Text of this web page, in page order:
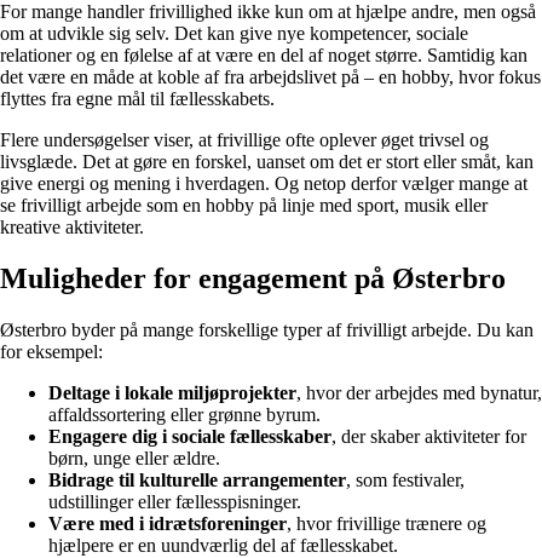
For mange handler frivillighed ikke kun om at hjælpe andre, men også
om at udvikle sig selv. Det kan give nye kompetencer, sociale
relationer og en følelse af at være en del af noget større. Samtidig kan
det være en måde at koble af fra arbejdslivet på – en hobby, hvor fokus
flyttes fra egne mål til fællesskabets.
Flere undersøgelser viser, at frivillige ofte oplever øget trivsel og
livsglæde. Det at gøre en forskel, uanset om det er stort eller småt, kan
give energi og mening i hverdagen. Og netop derfor vælger mange at
se frivilligt arbejde som en hobby på linje med sport, musik eller
kreative aktiviteter.
Muligheder for engagement på Østerbro
Østerbro byder på mange forskellige typer af frivilligt arbejde. Du kan
for eksempel:
Deltage i lokale miljøprojekter, hvor der arbejdes med bynatur,
affaldssortering eller grønne byrum.
Engagere dig i sociale fællesskaber, der skaber aktiviteter for
børn, unge eller ældre.
Bidrage til kulturelle arrangementer, som festivaler,
udstillinger eller fællesspisninger.
Være med i idrætsforeninger, hvor frivillige trænere og
hjælpere er en uundværlig del af fællesskabet.